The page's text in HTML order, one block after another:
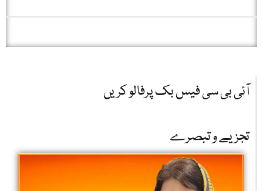
آئی بی سی فیس بک پرفالو کریں
تجزیے و تبصرے